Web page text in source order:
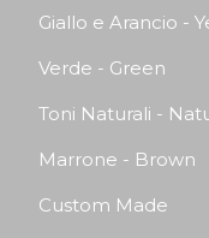
Giallo e Arancio -
Verde - Green
Toni Naturali -
Marrone - Brown
Custom Made